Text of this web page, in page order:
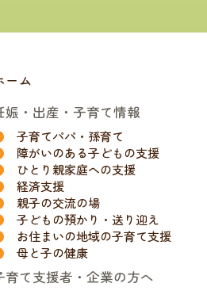
ーム
娠・出産・子育て情報
子育てパパ・孫育て
障がいのある子どもの支援
ひとり親家庭への支援
経済支援
親子の交流の場
子どもの預かり・送り迎え
お住まいの地域の子育て支援
母と子の健康
育て支援者・企業の方へ